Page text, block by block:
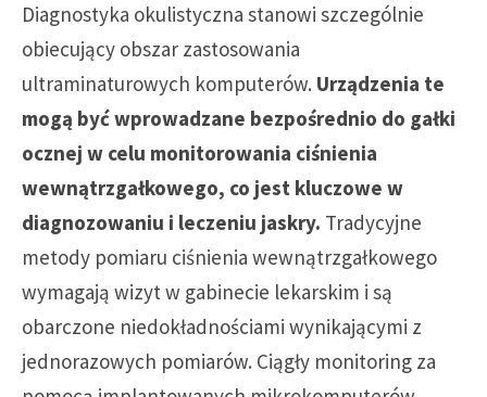
Diagnostyka okulistyczna stanowi szczególnie
obiecujący obszar zastosowania
ultraminaturowych komputerów. Urządzenia te
mogą być wprowadzane bezpośrednio do gałki
ocznej w celu monitorowania ciśnienia
wewnątrzgałkowego, co jest kluczowe w
diagnozowaniu i leczeniu jaskry. Tradycyjne
metody pomiaru ciśnienia wewnątrzgałkowego
wymagają wizyt w gabinecie lekarskim i są
obarczone niedokładnościami wynikającymi z
jednorazowych pomiarów. Ciągły monitoring za